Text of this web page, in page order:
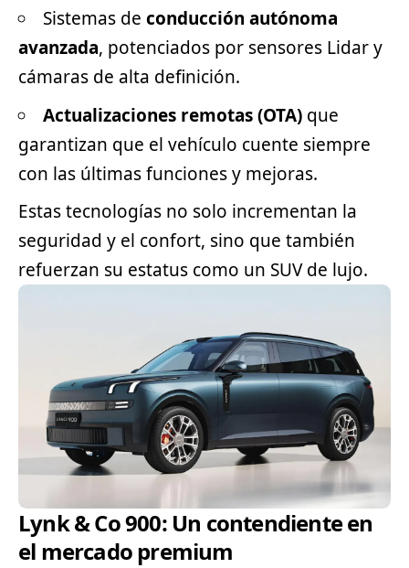
Sistemas de conducción autónoma
avanzada, potenciados por sensores Lidar y
cámaras de alta definición.
Actualizaciones remotas (OTA) que
garantizan que el vehículo cuente siempre
con las últimas funciones y mejoras.
Estas tecnologías no solo incrementan la
seguridad y el confort, sino que también
refuerzan su estatus como un SUV de lujo.
Lynk & Co 900: Un contendiente en
el mercado premium